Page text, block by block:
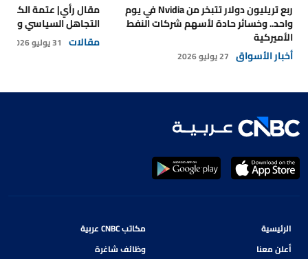
ربع تريليون دولار تتبخر من Nvidia في يوم
واحد.. وخسائر حادة لأسهم شركات النفط
الأميركية
أخبار الأسواق 27 يوليو 2026
مقال رأي| عتمة
التجاهل السياسي
مقالات 31 يوليو 2026
الرئيسية
أعلن معنا
مكاتب CNBC عربية
وظائف شاغرة